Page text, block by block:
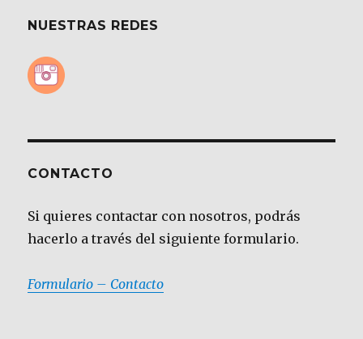
NUESTRAS REDES
CONTACTO
Si quieres contactar con nosotros, podrás
hacerlo a través del siguiente formulario.
Formulario – Contacto